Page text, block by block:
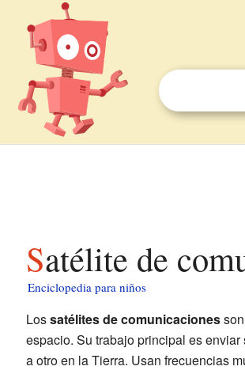
Satélite de
Enciclopedia para niños
Lossatélites de comunicacionesson
espacio. Su trabajo principal es
a otro en la Tierra. Usan frecuencias